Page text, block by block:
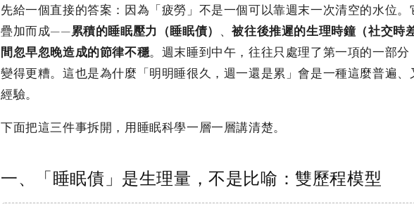
先給一個直接的答案：因為「疲勞」不是一個可以靠週末一次清空的水位
疊加而成——累積的睡眠壓力（睡眠債） 、被往後推遲的生理時鐘（社交時
間忽早忽晚造成的節律不穩。週末睡到中午，往往只處理了第一項的一部
變得更糟。這也是為什麼「明明睡很久，週一還是累」會是一種這麼普遍
經驗。
下面把這三件事拆開，用睡眠科學一層一層講清楚。
一、「睡眠債」是生理量，不是比喻：雙歷程模型